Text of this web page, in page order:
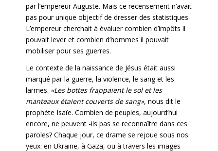
par l’empereur Auguste. Mais ce recensement n’avait
pas pour unique objectif de dresser des statistiques.
L’empereur cherchait à évaluer combien d’impôts il
pouvait lever et combien d’hommes il pouvait
mobiliser pour ses guerres.
Le contexte de la naissance de Jésus était aussi
marqué par la guerre, la violence, le sang et les
larmes. «Les bottes frappaient le sol et les
manteaux étaient couverts de sang», nous dit le
prophète Isaïe. Combien de peuples, aujourd’hui
encore, ne peuvent -ils pas se reconnaître dans ces
paroles? Chaque jour, ce drame se rejoue sous nos
yeux: en Ukraine, à Gaza, ou à travers les images